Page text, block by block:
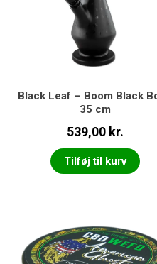
Black Leaf – Boom Black
35 cm
539,00 kr.
Tilføj til kurv